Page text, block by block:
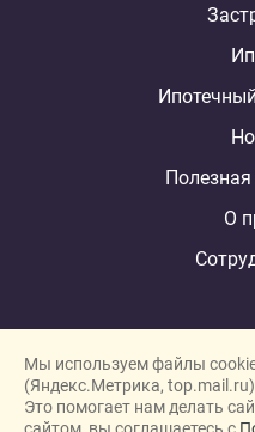
О
New
Мы используем файлы
(Яндекс.Метрика,
Это помогает нам делать